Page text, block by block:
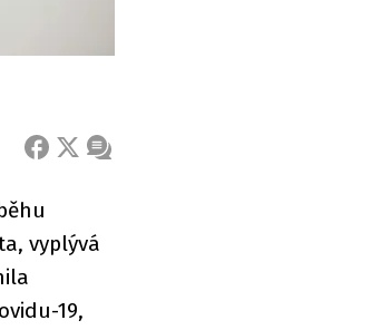
FACEBOOK
X ZPRÁVA
vyplývá
19,